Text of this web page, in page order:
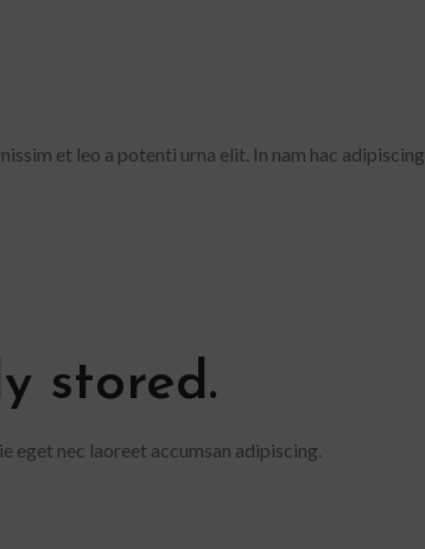
et leo a potenti urna elit. In nam hac adipiscing
stored.
nec laoreet accumsan adipiscing.